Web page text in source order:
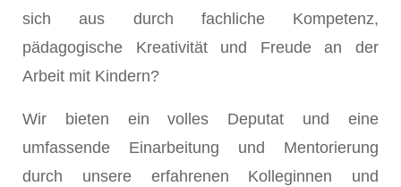
sich aus durch fachliche Kompetenz,
pädagogische Kreativität und Freude an der
Arbeit mit Kindern?
Wir bieten ein volles Deputat und eine
umfassende Einarbeitung und Mentorierung
durch unsere erfahrenen Kolleginnen und